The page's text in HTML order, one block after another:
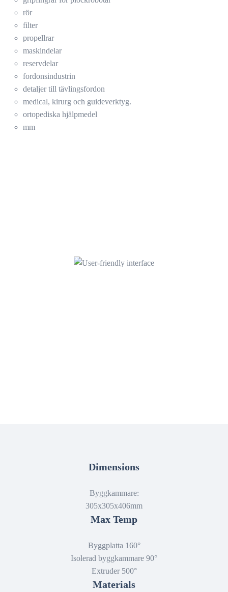
rör
filter
propellrar
maskindelar
reservdelar
fordonsindustrin
detaljer till tävlingsfordon
medical, kirurg och guideverktyg.
ortopediska hjälpmedel
mm
Dimensions
Byggkammare:
305x305x406mm
Max Temp
Byggplatta 160°
Isolerad byggkammare 90°
Extruder 500°
Materials